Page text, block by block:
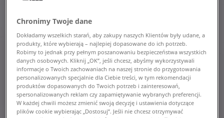
Chronimy Twoje dane
Dokładamy wszelkich starań, aby zakupy naszych Klientów były udane, a
produkty, które wybierają – najlepiej dopasowane do ich potrzeb.
Robimy to jednak przy pełnym poszanowaniu bezpieczeństwa wszystkich
danych osobowych. Kliknij „OK”, jeśli chcesz, abyśmy wykorzystywali
informacje o Twoich zachowaniach na naszej stronie do przygotowania
personalizowanych specjalnie dla Ciebie treści, w tym rekomendacji
produktów dopasowanych do Twoich potrzeb i zainteresowań,
spersonalizowanych reklam czy zapamiętywanie wybranych preferencji.
W każdej chwili możesz zmienić swoją decyzję i ustawienia dotyczące
plików cookie wybierając „Dostosuj”. Jeśli nie chcesz otrzymywać